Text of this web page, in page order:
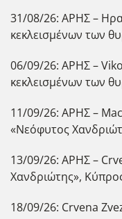
31/08/26: ΑΡΗΣ –
κεκλεισμένων των
06/09/26: ΑΡΗΣ –
κεκλεισμένων των
11/09/26: ΑΡΗΣ –
«Νεόφυτος
13/09/26: ΑΡΗΣ –
Χανδριώτης»,
18/09/26: Crvena